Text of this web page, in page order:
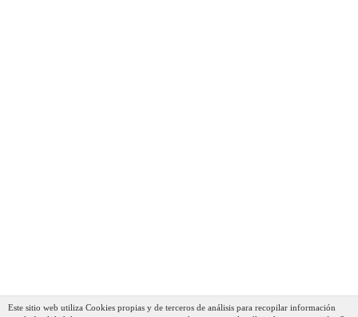
Este sitio web utiliza Cookies propias y de terceros de análisis para recopilar información